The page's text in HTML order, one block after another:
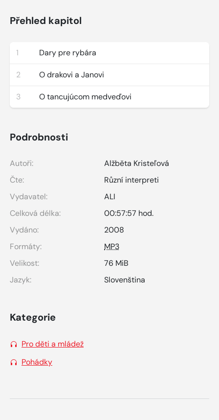
Přehled kapitol
1 Dary pre rybára
2 O drakovi a Janovi
3 O tancujúcom medveďovi
Podrobnosti
Autoři:
Alžběta Kristeľová
Čte:
Různí interpreti
Vydavatel:
ALI
Celková délka:
00:57:57 hod.
Vydáno:
2008
Formáty:
MP3
Velikost:
76 MiB
Jazyk:
Slovenština
Kategorie
Pro děti a mládež
Pohádky